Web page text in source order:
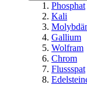
Phosphat
Kali
Gallium
Wolfram
Chrom
Flussspat